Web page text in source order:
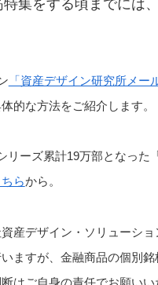
集をする頃までには
「資産デザイン研究所メー
的な方法をご紹介します。
シリーズ累計19万部となっ
らから。
デザイン・ソリューショ
ますが、金融商品の個別
はご自身の責任でお願いい